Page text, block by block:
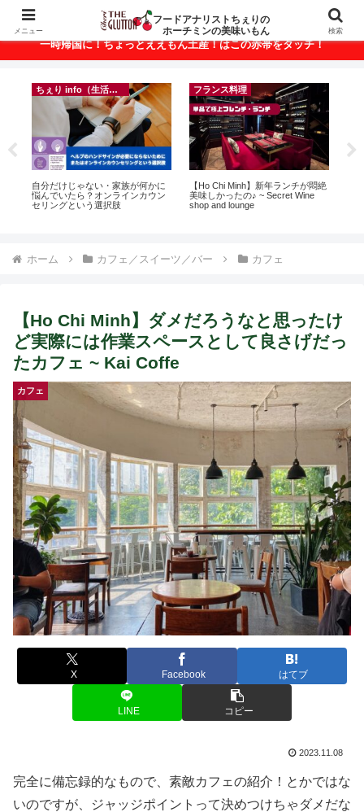
ベトナム・ホーチミンの美味いもんが満載！
一時帰国に！ちょっとええもん土産！はこの赤帯をタッチ！
ちぇり info（生活情報）
自分だけじゃない・家族が何かに
悩んでいたら？オンラインカウン
セリングという選択肢
フランス料理
【Ho Chi Minh】新年ランチが悶絶
美味しかったの♪ ~ Secret Wine
shop and lounge
ホーム カフェ／スイーツ／バー カフェ
【Ho Chi Minh】ダメだろうなと思ったけ
ど実際には作業スペースとして良さげだっ
たカフェ ~ Kai Coffe
カフェ
X Facebook はてブ
LINE コピー
2023.11.08
完全に備忘録的なもので、素敵カフェの紹介！とかではな
いのですが、ジャッジポイントって決めつけちゃダメだな
メニュー
フードアナリストちぇりの
ホーチミンの美味いもん
検索